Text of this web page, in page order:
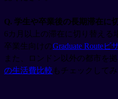
Q. 学生や卒業後の長期滞在に
6カ月以上の滞在に切り替える
卒業生向けのGraduate Routeビ
また、ロンドン以外の都市を
の生活費比較 もチェックして